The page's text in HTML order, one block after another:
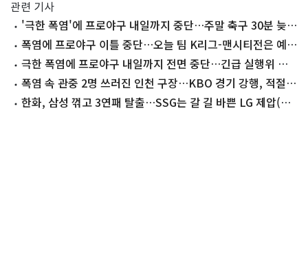
관련 기사
'극한 폭염'에 프로야구 내일까지 중단…주말 축구 30분 늦춰
(종합)
폭염에 프로야구 이틀 중단…오늘 팀 K리그-맨시티전은 예정
대로극한 폭염에 프로야구 내일까지 전면 중단…긴급 실행위 개
최 폭염 속 관중 2명 쓰러진 인천 구장…KBO 경기 강행, 적절했
나 한화, 삼성 꺾고 3연패 탈출…SSG는 갈 길 바쁜 LG 제압(종